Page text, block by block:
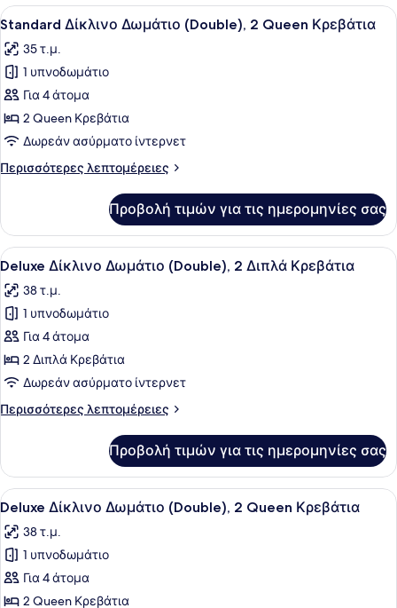
Δωμάτιο
(Double)
Προβολή
όλων
των
φωτογραφιών
για
Standard
Δίκλινο
Δωμάτιο
(Double),
Κρεβάτια
Ένα δωμάτιο ξενοδοχείου με ένα
26
Standard Δίκλινο Δωμάτιο (Double), 2 Queen Κρεβάτια
35 τ.μ.
1 υπνοδωμάτιο
Για 4 άτομα
2 Queen Κρεβάτια
Δωρεάν ασύρματο ίντερνετ
Περισσότερες λεπτομέρειες
Περισσότερες
Δίκλινο
Δωμάτιο
(Double),
Queen
Κρεβάτια
Προβολή τιμών για τις ημερομηνίες σας
Προβολή
όλων
των
φωτογραφιών
για
Deluxe
Δίκλινο
Δωμάτιο
(Double),
Κρεβάτια
Ένα δωμάτιο ξενοδοχείου με δύο
28
Deluxe Δίκλινο Δωμάτιο (Double), 2 Διπλά Κρεβάτια
38 τ.μ.
1 υπνοδωμάτιο
Για 4 άτομα
2 Διπλά Κρεβάτια
Δωρεάν ασύρματο ίντερνετ
Περισσότερες λεπτομέρειες
Περισσότερες
Δίκλινο
Δωμάτιο
(Double),
Διπλά
Κρεβάτια
Προβολή τιμών για τις ημερομηνίες σας
Προβολή
όλων
των
φωτογραφιών
για
Deluxe
Ένα δωμάτιο ξενοδοχείου με ένα
35
Deluxe Δίκλινο Δωμάτιο (Double), 2 Queen Κρεβάτια
38 τ.μ.
1 υπνοδωμάτιο
Για 4 άτομα
2 Queen Κρεβάτια